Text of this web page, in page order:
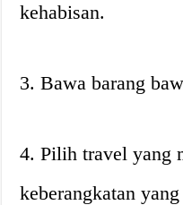
kehabisan.
3. Bawa barang
4. Pilih travel yang
keberangkatan